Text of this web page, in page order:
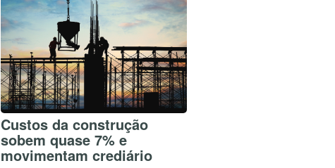
Custos da construção
sobem quase 7% e
movimentam crediário